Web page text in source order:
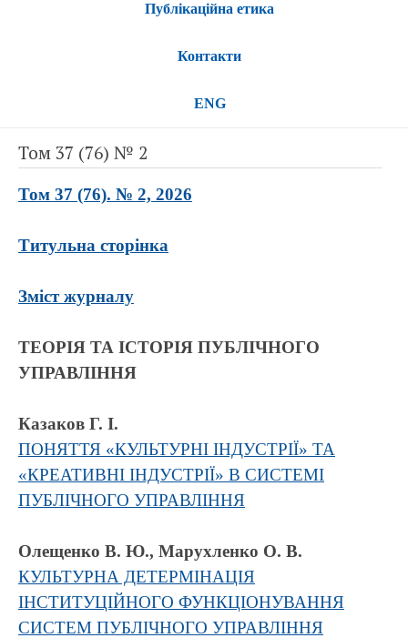
Публікаційна етика
Контакти
ENG
Том 37 (76) № 2
Том 37 (76). № 2, 2026
Титульна сторінка
Зміст журналу
ТЕОРІЯ ТА ІСТОРІЯ ПУБЛІЧНОГО
УПРАВЛІННЯ
Казаков Г. І.
ПОНЯТТЯ «КУЛЬТУРНІ ІНДУСТРІЇ» ТА
«КРЕАТИВНІ ІНДУСТРІЇ» В СИСТЕМІ
ПУБЛІЧНОГО УПРАВЛІННЯ
Олещенко В. Ю., Марухленко О. В.
КУЛЬТУРНА ДЕТЕРМІНАЦІЯ
ІНСТИТУЦІЙНОГО ФУНКЦІОНУВАННЯ
СИСТЕМ ПУБЛІЧНОГО УПРАВЛІННЯ